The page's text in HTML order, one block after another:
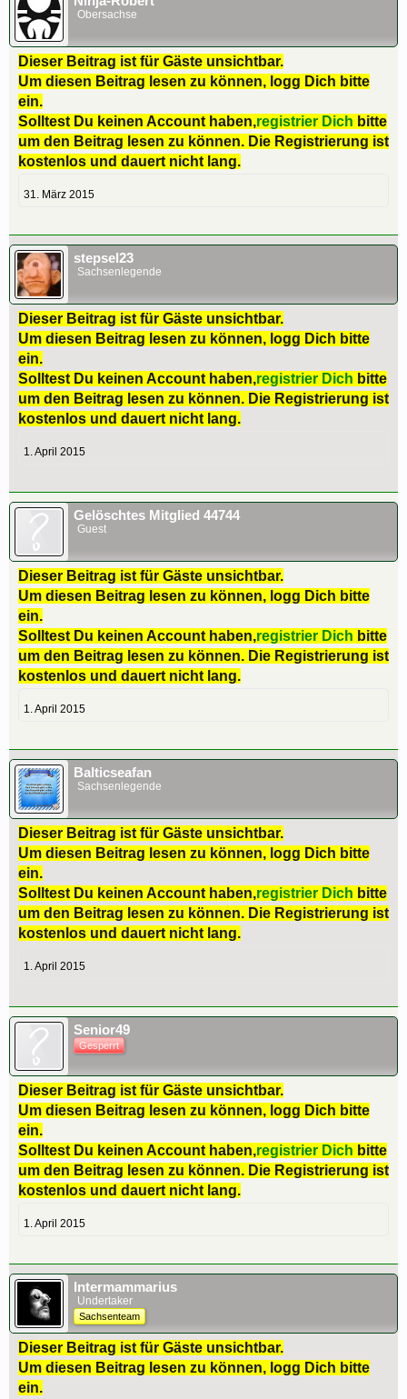
Obersachse
Dieser Beitrag ist für Gäste unsichtbar.
Um diesen Beitrag lesen zu können, logg Dich bitte
ein.
Solltest Du keinen Account haben,registrier Dich bitte
um den Beitrag lesen zu können. Die Registrierung ist
kostenlos und dauert nicht lang.
31. März 2015
stepsel23
Sachsenlegende
Dieser Beitrag ist für Gäste unsichtbar.
Um diesen Beitrag lesen zu können, logg Dich bitte
ein.
Solltest Du keinen Account haben,registrier Dich bitte
um den Beitrag lesen zu können. Die Registrierung ist
kostenlos und dauert nicht lang.
1. April 2015
Gelöschtes Mitglied 44744
Guest
Dieser Beitrag ist für Gäste unsichtbar.
Um diesen Beitrag lesen zu können, logg Dich bitte
ein.
Solltest Du keinen Account haben,registrier Dich bitte
um den Beitrag lesen zu können. Die Registrierung ist
kostenlos und dauert nicht lang.
1. April 2015
Balticseafan
Sachsenlegende
Dieser Beitrag ist für Gäste unsichtbar.
Um diesen Beitrag lesen zu können, logg Dich bitte
ein.
Solltest Du keinen Account haben,registrier Dich bitte
um den Beitrag lesen zu können. Die Registrierung ist
kostenlos und dauert nicht lang.
1. April 2015
Senior49
Gesperrt
Dieser Beitrag ist für Gäste unsichtbar.
Um diesen Beitrag lesen zu können, logg Dich bitte
ein.
Solltest Du keinen Account haben,registrier Dich bitte
um den Beitrag lesen zu können. Die Registrierung ist
kostenlos und dauert nicht lang.
1. April 2015
Intermammarius
Undertaker
Sachsenteam
Dieser Beitrag ist für Gäste unsichtbar.
Um diesen Beitrag lesen zu können, logg Dich bitte
ein.